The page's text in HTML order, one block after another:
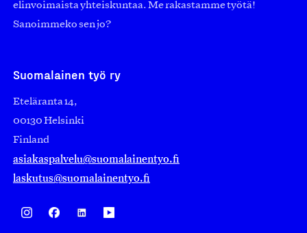
elinvoimaista yhteiskuntaa. Me rakastamme työtä!
Sanoimmeko sen jo?
Suomalainen työ ry
Eteläranta 14,
00130 Helsinki
Finland
asiakaspalvelu@suomalainentyo.fi
laskutus@suomalainentyo.fi